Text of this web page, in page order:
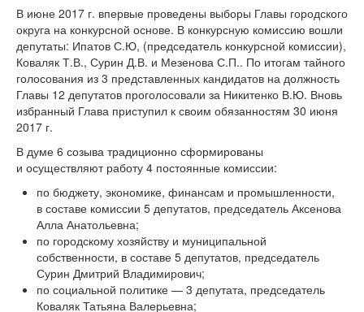
В июне 2017 г. впервые проведены выборы Главы городского
округа на конкурсной основе. В конкурсную комиссию вошли
депутаты: Ипатов С.Ю, (председатель конкурсной комиссии),
Коваляк Т.В., Сурин Д.В. и Мезенова С.П.. По итогам тайного
голосования из 3 представленных кандидатов на должность
Главы 12 депутатов проголосовали за Никитенко В.Ю. Вновь
избранный Глава приступил к своим обязанностям 30 июня
2017 г.
В думе 6 созыва традиционно сформированы
и осуществляют работу 4 постоянные комиссии:
по бюджету, экономике, финансам и промышленности,
в составе комиссии 5 депутатов, председатель Аксенова
Алла Анатольевна;
по городскому хозяйству и муниципальной
собственности, в составе 5 депутатов, председатель
Сурин Дмитрий Владимирович;
по социальной политике — 3 депутата, председатель
Коваляк Татьяна Валерьевна;